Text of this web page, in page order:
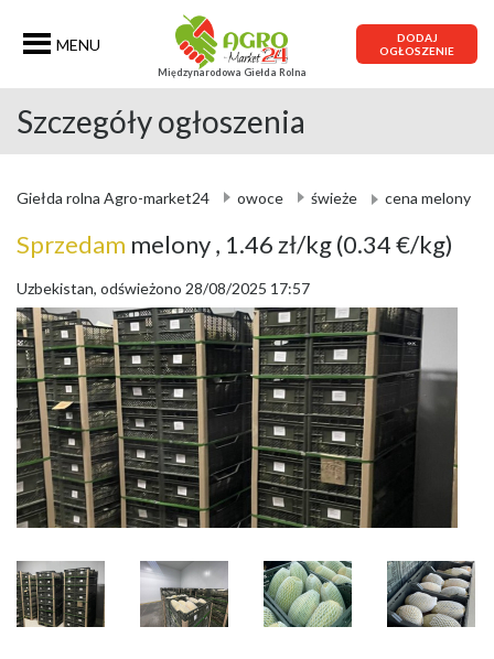
MENU
Międzynarodowa Giełda Rolna
DODAJ
OGŁOSZENIE
Szczegóły ogłoszenia
Giełda rolna Agro-market24 owoce świeże cena melony
Sprzedam melony, 1.46 zł/kg(0.34 €/kg)
Uzbekistan, odświeżono 28/08/2025 17:57